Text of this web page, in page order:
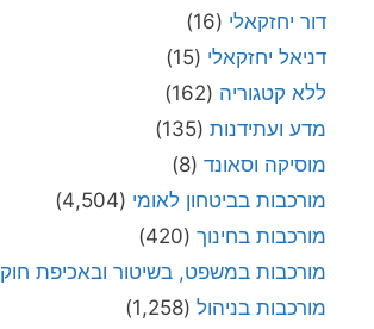
דור יחזקאלי (16)
דניאל יחזקאלי (15)
ללא קטגוריה (162)
מדע ועתידנות (135)
מוסיקה וסאונד (8)
מורכבות בביטחון לאומי (4,504)
מורכבות בחינוך (420)
מורכבות במשפט, בשיטור ובאכיפת חוק
מורכבות בניהול (1,258)